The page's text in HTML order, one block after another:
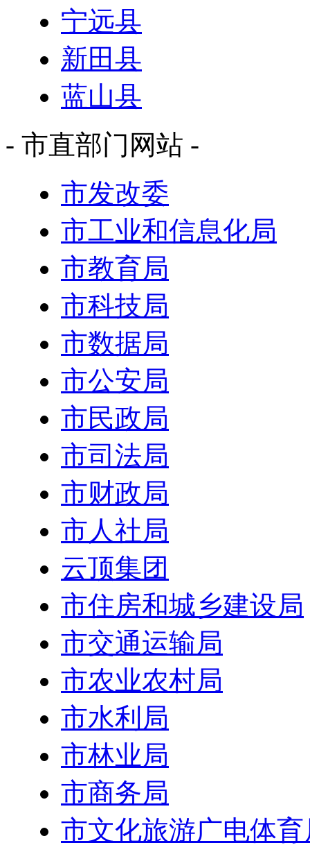
宁远县
新田县
蓝山县
- 市直部门网站 -
市发改委
市工业和信息化局
市教育局
市科技局
市数据局
市公安局
市民政局
市司法局
市财政局
市人社局
云顶集团
市住房和城乡建设局
市交通运输局
市农业农村局
市水利局
市林业局
市商务局
市文化旅游广电体育